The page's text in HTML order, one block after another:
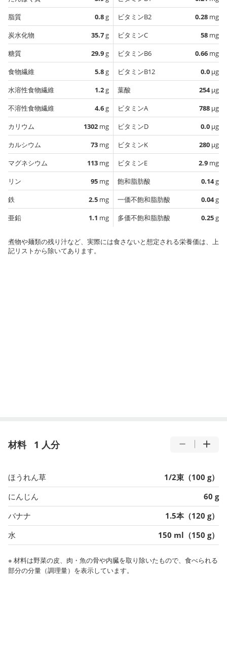
脂質
0.8g
炭水化物
35.7g
糖質
29.9g
食物繊維
5.8g
水溶性食物繊維
1.2g
不溶性食物繊維
4.6g
カリウム
1302 mg
カルシウム
73 mg
マグネシウム
113 mg
リン
95 mg
鉄
2.5 mg
亜鉛
1.1 mg
ビタミンB2
0.28 mg
ビタミンC
58 mg
ビタミンB6
0.66 mg
ビタミンB12
0.0 µg
葉酸
254µg
ビタミンA
788 µg
ビタミンD
0.0 µg
ビタミンK
280 µg
ビタミンE
2.9 mg
飽和脂肪酸
0.14g
一価不飽和脂肪酸
0.04g
多価不飽和脂肪酸
0.25g
煮物や麺類の残り汁など、実際には食さないと想定される栄養価は、上
記リストから除いてあります。
材料 1 人分
ほうれん草
1/2束（100 g）
にんじん
60 g
バナナ
1.5本（120 g）
水
150 ml（150 g）
※ 材料は野菜の皮、肉・魚の骨や内臓を取り除いたもので、食べられる
部分の分量（調理量）を表示しています。